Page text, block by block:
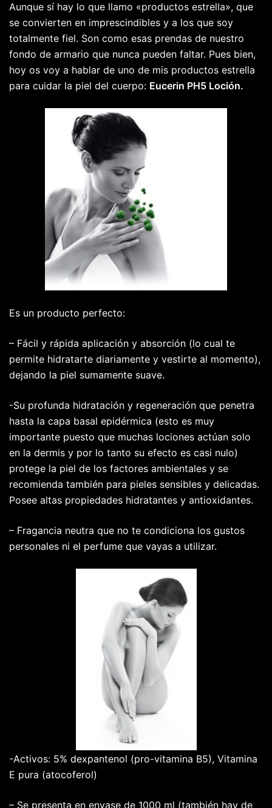
Aunque sí hay lo que llamo «productos estrella», que
se convierten en imprescindibles y a los que soy
totalmente fiel. Son como esas prendas de nuestro
fondo de armario que nunca pueden faltar. Pues bien,
hoy os voy a hablar de uno de mis productos estrella
para cuidar la piel del cuerpo: Eucerin PH5 Loción.
Es un producto perfecto:
– Fácil y rápida aplicación y absorción (lo cual te
permite hidratarte diariamente y vestirte al momento),
dejando la piel sumamente suave.
-Su profunda hidratación y regeneración que penetra
hasta la capa basal epidérmica (esto es muy
importante puesto que muchas lociones actúan solo
en la dermis y por lo tanto su efecto es casi nulo)
protege la piel de los factores ambientales y se
recomienda también para pieles sensibles y delicadas.
Posee altas propiedades hidratantes y antioxidantes.
– Fragancia neutra que no te condiciona los gustos
personales ni el perfume que vayas a utilizar.
-Activos: 5% dexpantenol (pro-vitamina B5), Vitamina
E pura (atocoferol)
– Se presenta en envase de 1000 ml (también hay de